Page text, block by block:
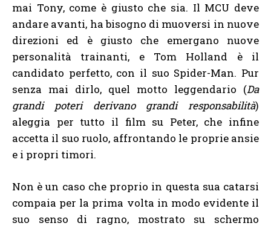
mai Tony, come è giusto che sia. Il MCU deve
andare avanti, ha bisogno di muoversi in nuove
direzioni ed è giusto che emergano nuove
personalità trainanti, e Tom Holland è il
candidato perfetto, con il suo Spider-Man. Pur
senza mai dirlo, quel motto leggendario (Da
grandi poteri derivano grandi responsabilità)
aleggia per tutto il film su Peter, che infine
accetta il suo ruolo, affrontando le proprie ansie
e i propri timori.
Non è un caso che proprio in questa sua catarsi
compaia per la prima volta in modo evidente il
suo senso di ragno, mostrato su schermo